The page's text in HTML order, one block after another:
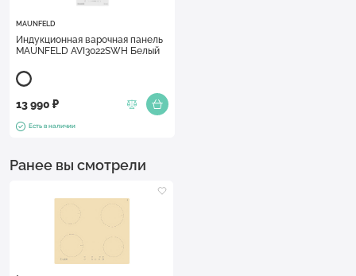
MAUNFELD
Индукционная варочная панель
MAUNFELD AVI3022SWH Белый
13 990 ₽
Есть в наличии
Ранее вы смотрели